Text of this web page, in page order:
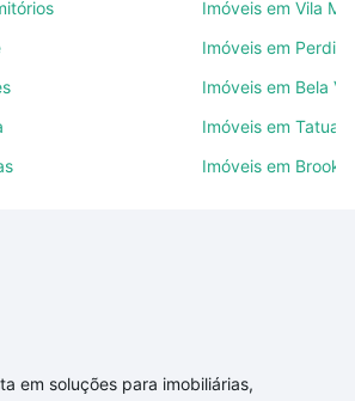
condomínios favoritos. Você
os filtros como quantidade de
ou sem vaga de garagem para
piscina, academia, salão de
à venda em rua raul devesa
SP?
a oferta ideal para você, com
Imóveis em Vila
Imóveis em
Imóveis em Bela
Imóveis em
Imóveis em
em soluções para imobiliárias,